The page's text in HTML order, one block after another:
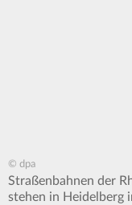
© dpa
Straßenbahnen der
stehen in Heidelberg